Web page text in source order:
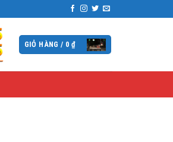
GIỎ HÀNG / 0 ₫